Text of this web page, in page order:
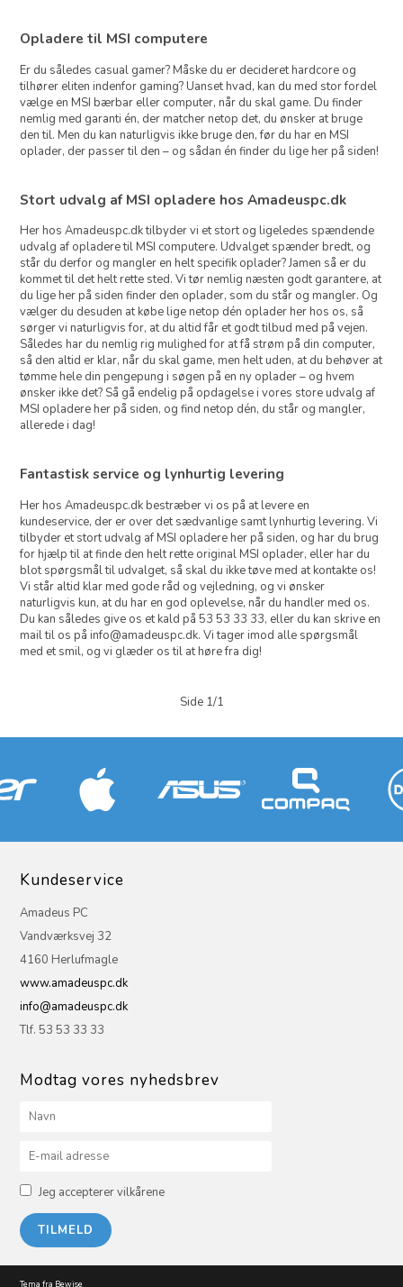
Opladere til MSI computere
Er du således casual gamer? Måske du er decideret hardcore og
tilhører eliten indenfor gaming? Uanset hvad, kan du med stor fordel
vælge en MSI bærbar eller computer, når du skal game. Du finder
nemlig med garanti én, der matcher netop det, du ønsker at bruge
den til. Men du kan naturligvis ikke bruge den, før du har en MSI
oplader, der passer til den – og sådan én finder du lige her på siden!
Stort udvalg af MSI opladere hos Amadeuspc.dk
Her hos Amadeuspc.dk tilbyder vi et stort og ligeledes spændende
udvalg af opladere til MSI computere. Udvalget spænder bredt, og
står du derfor og mangler en helt specifik oplader? Jamen så er du
kommet til det helt rette sted. Vi tør nemlig næsten godt garantere, at
du lige her på siden finder den oplader, som du står og mangler. Og
vælger du desuden at købe lige netop dén oplader her hos os, så
sørger vi naturligvis for, at du altid får et godt tilbud med på vejen.
Således har du nemlig rig mulighed for at få strøm på din computer,
så den altid er klar, når du skal game, men helt uden, at du behøver at
tømme hele din pengepung i søgen på en ny oplader – og hvem
ønsker ikke det? Så gå endelig på opdagelse i vores store udvalg af
MSI opladere her på siden, og find netop dén, du står og mangler,
allerede i dag!
Fantastisk service og lynhurtig levering
Her hos Amadeuspc.dk bestræber vi os på at levere en
kundeservice, der er over det sædvanlige samt lynhurtig levering. Vi
tilbyder et stort udvalg af MSI opladere her på siden, og har du brug
for hjælp til at finde den helt rette original MSI oplader, eller har du
blot spørgsmål til udvalget, så skal du ikke tøve med at kontakte os!
Vi står altid klar med gode råd og vejledning, og vi ønsker
naturligvis kun, at du har en god oplevelse, når du handler med os.
Du kan således give os et kald på 53 53 33 33, eller du kan skrive en
mail til os på info@amadeuspc.dk. Vi tager imod alle spørgsmål
med et smil, og vi glæder os til at høre fra dig!
Side 1/1
Kundeservice
Amadeus PC
Vandværksvej 32
4160 Herlufmagle
www.amadeuspc.dk
info@amadeuspc.dk
Tlf. 53 53 33 33
Modtag vores nyhedsbrev
Jeg accepterer vilkårene
Tema fra Bewise